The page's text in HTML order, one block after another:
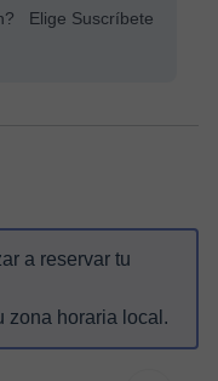
Elige Suscríbete
a reservar tu
zona horaria local.